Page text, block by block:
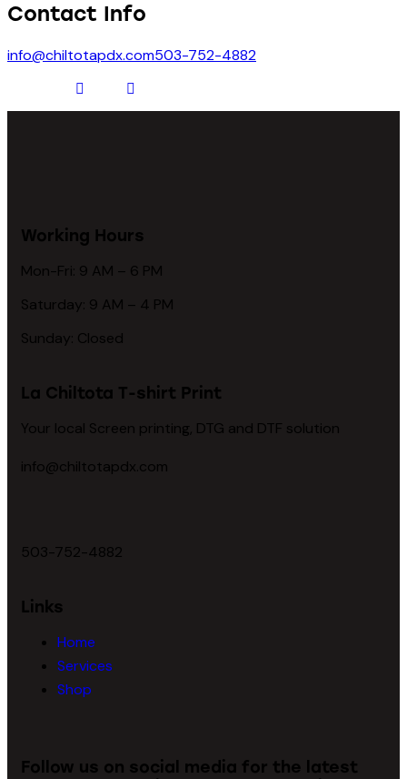
Contact Info
info@chiltotapdx.com503-752-4882
Working Hours
Mon-Fri: 9 AM – 6 PM
Saturday: 9 AM – 4 PM
Sunday: Closed
La Chiltota T-shirt Print
Your local Screen printing, DTG and DTF solution
info@chiltotapdx.com
503-752-4882
Links
Home
Services
Shop
Follow us on social media for the latest